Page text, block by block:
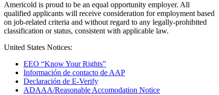
Americold is proud to be an equal opportunity employer. All
qualified applicants will receive consideration for employment based
on job-related criteria and without regard to any legally-prohibited
classification or status, consistent with applicable law.
United States Notices:
EEO “Know Your Rights”
Información de contacto de AAP
Declaración de E-Verify
ADAAA/Reasonable Accomodation Notice